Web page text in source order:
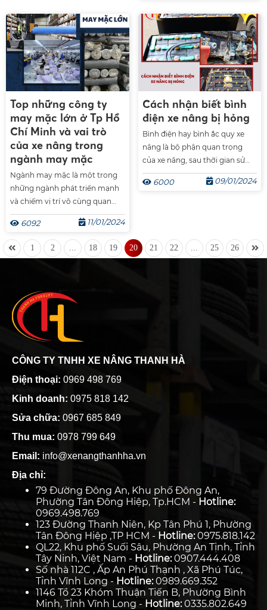
Xe nâng Thanh Hà sẽ mách bạn
vài cách quản lý kho hàng hiệu
quả.
nhé.
Top những công ty
may mặc lớn ở Tp Hồ
Chí Minh và vai trò
của xe nâng trong
ngành may mặc
Ngành may mặc là một trong
những ngành phát triển mạnh
và chiếm vị trí vô cùng quan
trọng trong cơ cấu nền kinh tế
của nước ta. Vậy đâu là top
những công ty may mặc lớn
nhất tại Tp Hồ Chí Minh. Và xe
tìm hiểu nhé.
6092 11/01/2024
Cách nhận biết bình
điện xe nâng bị hỏng
Bình điện hay bình ắc quy xe
nâng là bộ phận quan trọng
của xe nâng, sau thời gian sử
dụng lâu dài bình điện dễ bị
hỏng nhất là khi bạn bảo quản
bình điện lâu dài hay không. Bài
viết dưới đây sẽ giúp bạn giải
6000 09/01/2024
1 2 18 19 20 21 22 25 26
CÔNG TY TNHH XE NÂNG THANH HÀ
Điện thoại: 0969 498 769
Kinh doanh: 0975 818 142
Sửa chữa: 0967 685 849
Thu mua: 0978 799 649
Email: info@xenangthanhha.vn
Địa chỉ:
79 Đường Đông An, Khu phố Đông An,
Phường Tân Đông Hiệp, Tp.HCM - Hotline:
0969.498.769
123 Đường Thanh Niên, Kp Tân Phú 1, Phường
Tân Đông Hiệp ,TP HCM - Hotline:0975.818.142
QL22, Khu phố Suối Sâu, Phường An Tịnh, Tỉnh
Tây Ninh, Việt Nam - Hotline:0907.444.408
Số nhà 112C , Ấp An Phú Thạnh , Xã Phú Túc,
Tỉnh Vĩnh Long - Hotline:0989.669.352
1146 Tổ 23 Khóm Thuận Tiến B, Phường Bình
Minh, Tỉnh Vĩnh Long - Hotline:0335.802.649